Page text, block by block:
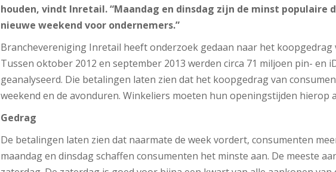
houden, vindt Inretail. “Maandag en dinsdag zijn de minst populaire
nieuwe weekend voor ondernemers.”
Branchevereniging Inretail heeft onderzoek gedaan naar het koopgedrag
Tussen oktober 2012 en september 2013 werden circa 71 miljoen pin- en
geanalyseerd. Die betalingen laten zien dat het koopgedrag van
weekend en de avonduren. Winkeliers moeten hun openingstijden hierop
Gedrag
De betalingen laten zien dat naarmate de week vordert, consumenten
maandag en dinsdag schaffen consumenten het minste aan. De meeste